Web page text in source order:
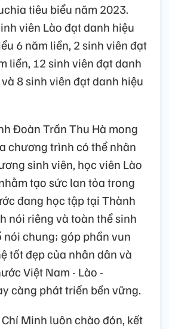
tiêu biểu năm 2023.
viên Lào đạt danh hiệu
6 năm liền, 2 sinh viên đạt
liền, 12 sinh viên đạt danh
8 sinh viên đạt danh hiệu
Đoàn Trần Thu Hà mong
chương trình có thể nhân
sinh viên, học viên Lào
tạo sức lan tỏa trong
đang học tập tại Thành
nói riêng và toàn thể sinh
nói chung; góp phần vun
tốt đẹp của nhân dân và
Việt Nam - Lào -
càng phát triển bền vững.
Minh luôn chào đón, kết